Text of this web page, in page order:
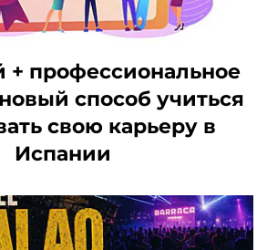
+ профессиональное
способ учиться
свою карьеру в
Испании